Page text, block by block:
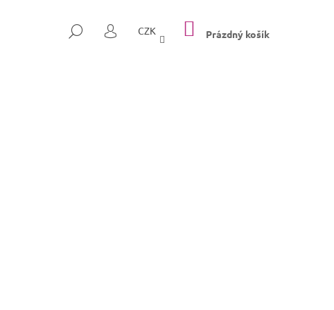
HLEDAT
PŘIHLÁŠENÍ
CZK NÁKUPNÍ
KOŠÍK
Prázdný košík